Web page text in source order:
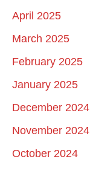
April 2025
March 2025
February 2025
January 2025
December 2024
November 2024
October 2024